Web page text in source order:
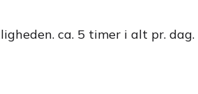
ca. 5 timer i alt pr. dag.